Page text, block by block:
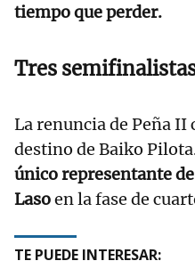
tiempo que perder.
Tres
La renuncia de Peña
destino de Baiko
único representante
Lasoen la fase de
TE PUEDE INTERESAR: